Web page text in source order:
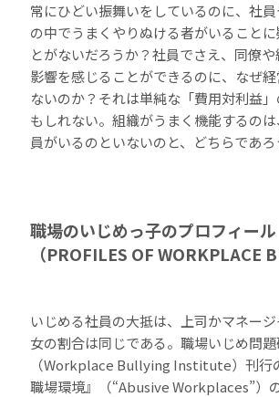
常にひどい振舞いをしているのに、社
の中でうまくやりぬける者がいること
とがないだろうか？社員でさえ、同僚
影響を感じることができるのに、なぜ
ないのか？それは単純な「費用対利益
もしれない。組織がうまく機能するの
員がいるのといないのと、どちらであろ
職場のいじめっ子のプロフィー
（PROFILES OF WORKPLACE
いじめる社員の大抵は、上司かマネージ
女の割合は同じである。職場いじめ問
（Workplace Bullying Institute）刊行
職場環境』（“Abusive Workplaces”）